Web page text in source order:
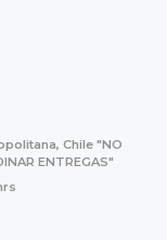
Chile "NO
ENTREGAS"